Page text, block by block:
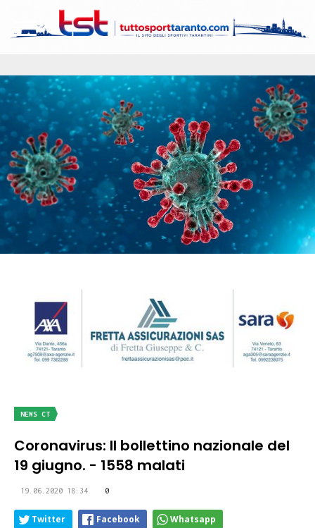
NEWS CT
Coronavirus: Il bollettino nazionale del
19 giugno. - 1558 malati
19.06.2020 18:34 0
Twitter Facebook Whatsapp